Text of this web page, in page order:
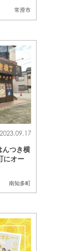
常滑市
南知多町
2023.09.17
んつき横
にオー